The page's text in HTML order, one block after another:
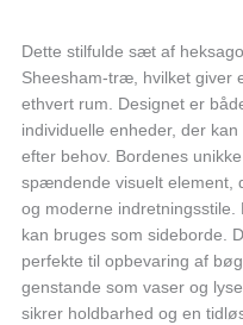
Dette stilfulde sæt af
Sheesham-træ, hvilket giver
ethvert rum. Designet er
individuelle enheder, der
efter behov. Bordenes
spændende visuelt element,
og moderne indretningsstile.
kan bruges som sideborde.
perfekte til opbevaring af
genstande som vaser og
sikrer holdbarhed og en